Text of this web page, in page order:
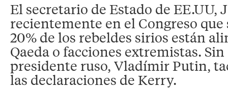
El secretario de Estado de
recientemente en el Congreso que
20% de los rebeldes sirios están
Qaeda o facciones extremistas.
presidente ruso, Vladímir Putin,
las declaraciones de Kerry.